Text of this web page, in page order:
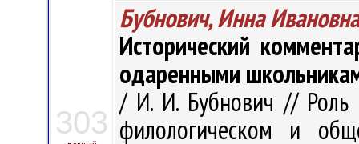
303
Бубнович, Инна Ивановна
Исторический
одаренными
/ И. И. Бубнович // Роль
филологическом и